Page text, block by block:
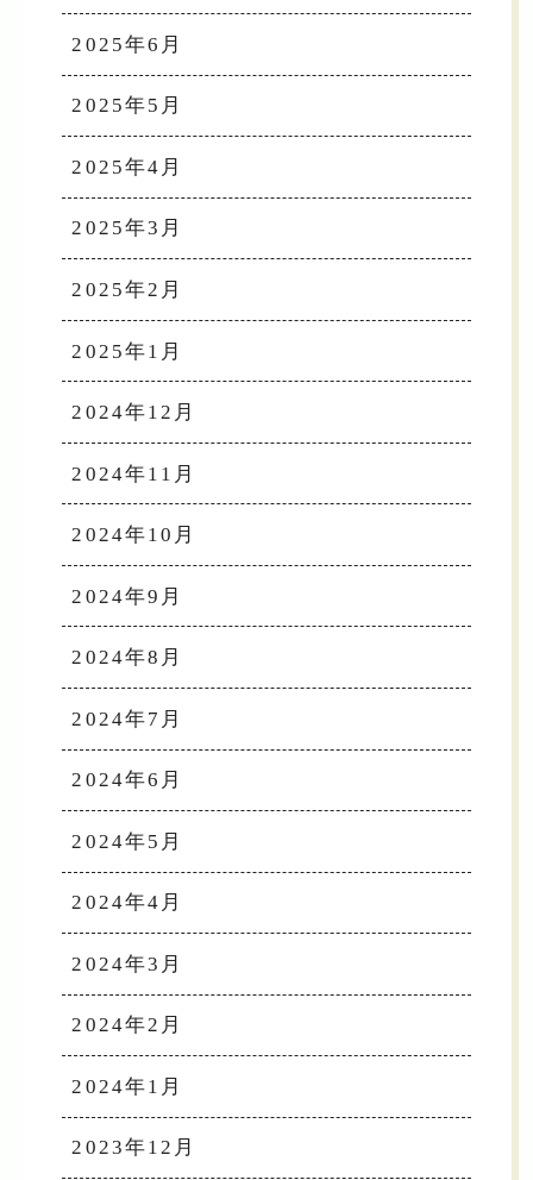
2025年6月
2025年5月
2025年4月
2025年3月
2025年2月
2025年1月
2024年12月
2024年11月
2024年10月
2024年9月
2024年8月
2024年7月
2024年6月
2024年5月
2024年4月
2024年3月
2024年2月
2024年1月
2023年12月